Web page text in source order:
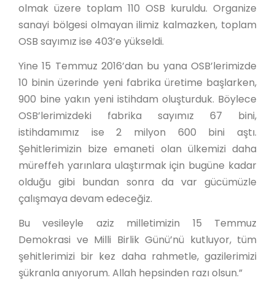
olmak üzere toplam 110 OSB kuruldu. Organize
sanayi bölgesi olmayan ilimiz kalmazken, toplam
OSB sayımız ise 403’e yükseldi.
Yine 15 Temmuz 2016’dan bu yana OSB’lerimizde
10 binin üzerinde yeni fabrika üretime başlarken,
900 bine yakın yeni istihdam oluşturduk. Böylece
OSB’lerimizdeki fabrika sayımız 67 bini,
istihdamımız ise 2 milyon 600 bini aştı.
Şehitlerimizin bize emaneti olan ülkemizi daha
müreffeh yarınlara ulaştırmak için bugüne kadar
olduğu gibi bundan sonra da var gücümüzle
çalışmaya devam edeceğiz.
Bu vesileyle aziz milletimizin 15 Temmuz
Demokrasi ve Milli Birlik Günü’nü kutluyor, tüm
şehitlerimizi bir kez daha rahmetle, gazilerimizi
şükranla anıyorum. Allah hepsinden razı olsun.”